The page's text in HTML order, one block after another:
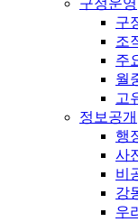
구정운영
구
조
주
월
고
정보공개
행
사
비
강
우